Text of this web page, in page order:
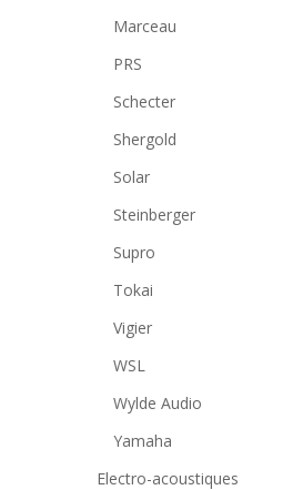
Marceau
PRS
Schecter
Shergold
Solar
Steinberger
Supro
Tokai
Vigier
WSL
Wylde Audio
Yamaha
Electro-acoustiques